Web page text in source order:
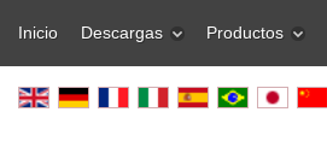
Inicio Descargas Productos